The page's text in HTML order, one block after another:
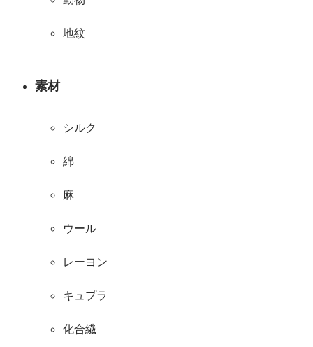
地紋
素材
シルク
綿
麻
ウール
レーヨン
キュプラ
化合繊